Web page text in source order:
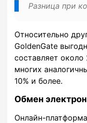
Разница при
Относительно
GoldenGate
составляет около
многих
10% и более.
Обмен
Онлайн-